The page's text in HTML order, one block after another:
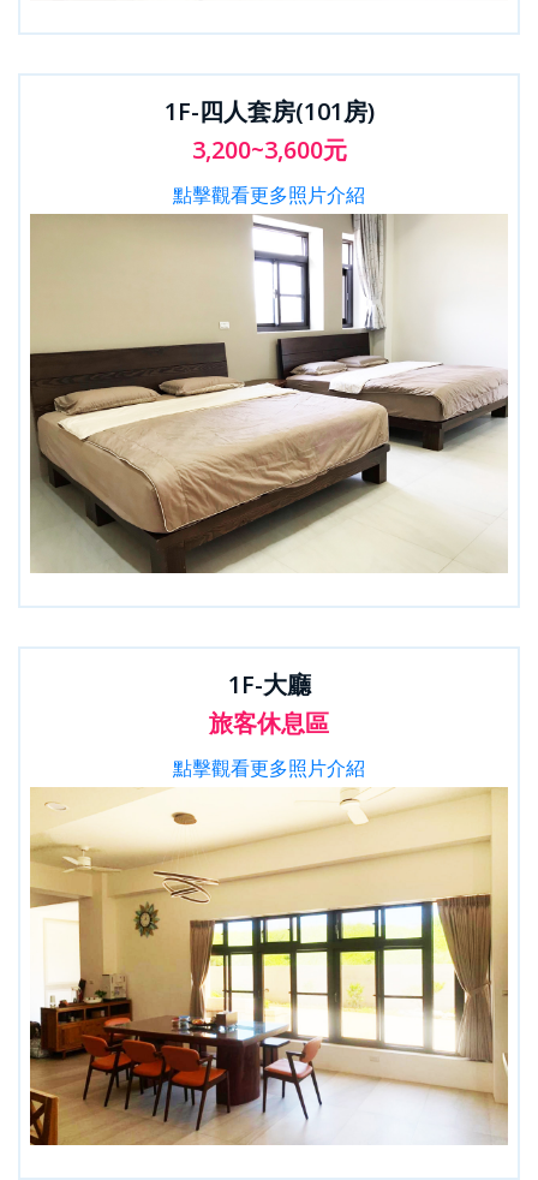
1F-四人套房(101房)
3,200~3,600元
點擊觀看更多照片介紹
1F-大廳
旅客休息區
點擊觀看更多照片介紹